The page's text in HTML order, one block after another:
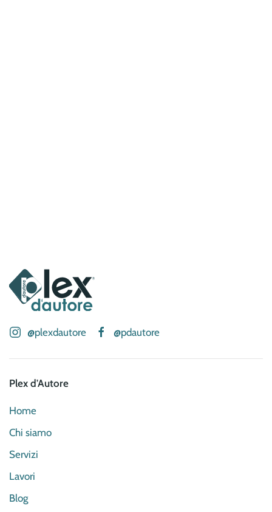
@plexdautore @pdautore
Plex d'Autore
Home
Chi siamo
Servizi
Lavori
Blog